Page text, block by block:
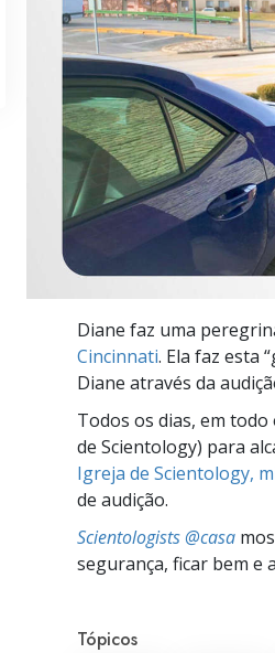
O que é a Grandeza?
Diane faz uma
Cincinnati. Ela faz esta
Diane através da
Todos os dias, em
de Scientology) para
Igreja de Scientology,
de audição.
Scientologists @casa
segurança, ficar bem e
Tópicos